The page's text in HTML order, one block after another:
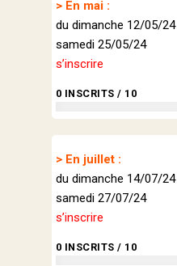
> En mai :
du dimanche 12/05/24
samedi 25/05/24
s’inscrire
0 INSCRITS / 10
> En juillet :
du dimanche 14/07/24
samedi 27/07/24
s’inscrire
0 INSCRITS / 10